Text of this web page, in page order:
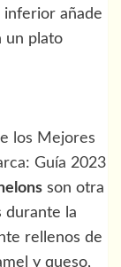
añade
un plato
los Mejores
Guía 2023
son otra
durante la
rellenos de
y queso,